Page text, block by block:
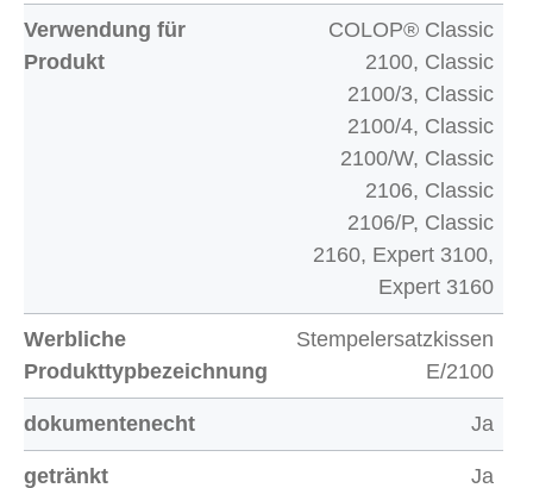
Verwendung für
Produkt
COLOP® Classic
2100, Classic
2100/3, Classic
2100/4, Classic
2100/W, Classic
2106, Classic
2106/P, Classic
2160, Expert 3100,
Expert 3160
Werbliche
Produkttypbezeichnung
Stempelersatzkissen
E/2100
dokumentenecht Ja
getränkt Ja